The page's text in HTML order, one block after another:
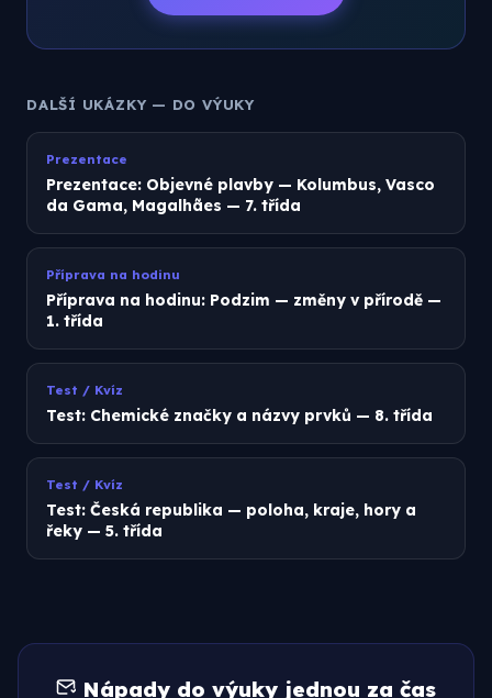
DALŠÍ UKÁZKY — DO VÝUKY
Prezentace
Prezentace: Objevné plavby — Kolumbus, Vasco
da Gama, Magalhães — 7. třída
Příprava na hodinu
Příprava na hodinu: Podzim — změny v přírodě —
1. třída
Test / Kvíz
Test: Chemické značky a názvy prvků — 8. třída
Test / Kvíz
Test: Česká republika — poloha, kraje, hory a
řeky — 5. třída
Nápady do výuky jednou za čas